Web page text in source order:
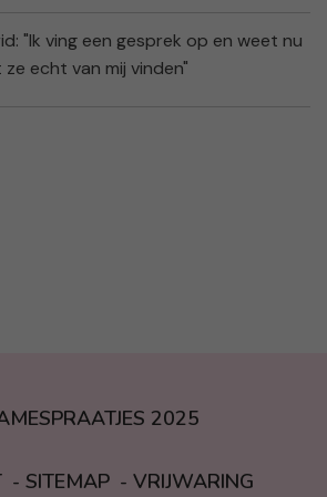
"Ik ving een gesprek op en weet nu
echt van mij vinden"
2025
SITEMAP
VRIJWARING